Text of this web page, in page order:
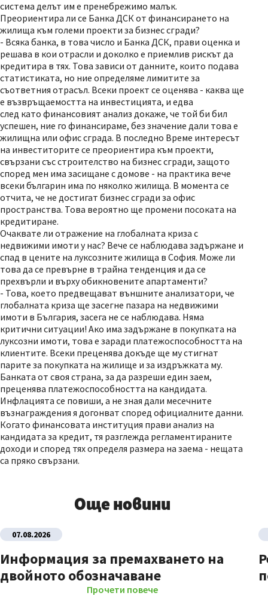
система делът им е пренебрежимо малък.
Преориентира ли се Банка ДСК от финансирането на
жилища към големи проекти за бизнес сгради?
- Всяка банка, в това число и Банка ДСК, прави оценка и
решава в кои отрасли и доколко е приемлив рискът да
кредитира в тях. Това зависи от данните, които подава
статистиката, но ние определяме лимитите за
съответния отрасъл. Всеки проект се оценява - каква ще
е възвръщаемостта на инвестицията, и едва
след като финансовият анализ докаже, че той би бил
успешен, ние го финансираме, без значение дали това е
жилищна или офис сграда. В последно Време интересът
на инвеститорите се преориентира към проекти,
свързани със строителство на бизнес сгради, защото
според мен има засищане с домове - на практика вече
всеки българин има по няколко жилища. В момента се
отчита, че не достигат бизнес сгради за офис
пространства. Това вероятно ще промени посоката на
кредитиране.
Очаквате ли отражение на глобалната криза с
недвижими имоти у нас? Вече се наблюдава задържане и
спад в цените на луксозните жилища в София. Може ли
това да се превърне в трайна тенденция и да се
прехвърли и върху обикновените апартаменти?
- Това, което предвещават външните анализатори, че
глобалната криза ще засегне пазара на недвижими
имоти в България, засега не се наблюдава. Няма
критични ситуации! Ако има задържане в покупката на
луксозни имоти, това е заради платежоспособността на
клиентите. Всеки преценява докъде ще му стигнат
парите за покупката на жилище и за издръжката му.
Банката от своя страна, за да разреши един заем,
преценява платежоспособността на кандидата.
Инфлацията се повиши, а не зная дали месечните
възнаграждения я догонват според официалните данни.
Когато финансовата институция прави анализ на
кандидата за кредит, тя разглежда регламентираните
доходи и според тях определя размера на заема - нещата
са пряко свързани.
Още новини
07.08.2026
Информация за премахването на
двойното обозначаване
Прочети повече